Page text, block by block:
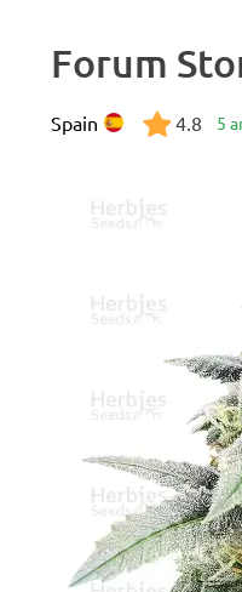
Forum
Spain 4.8 5